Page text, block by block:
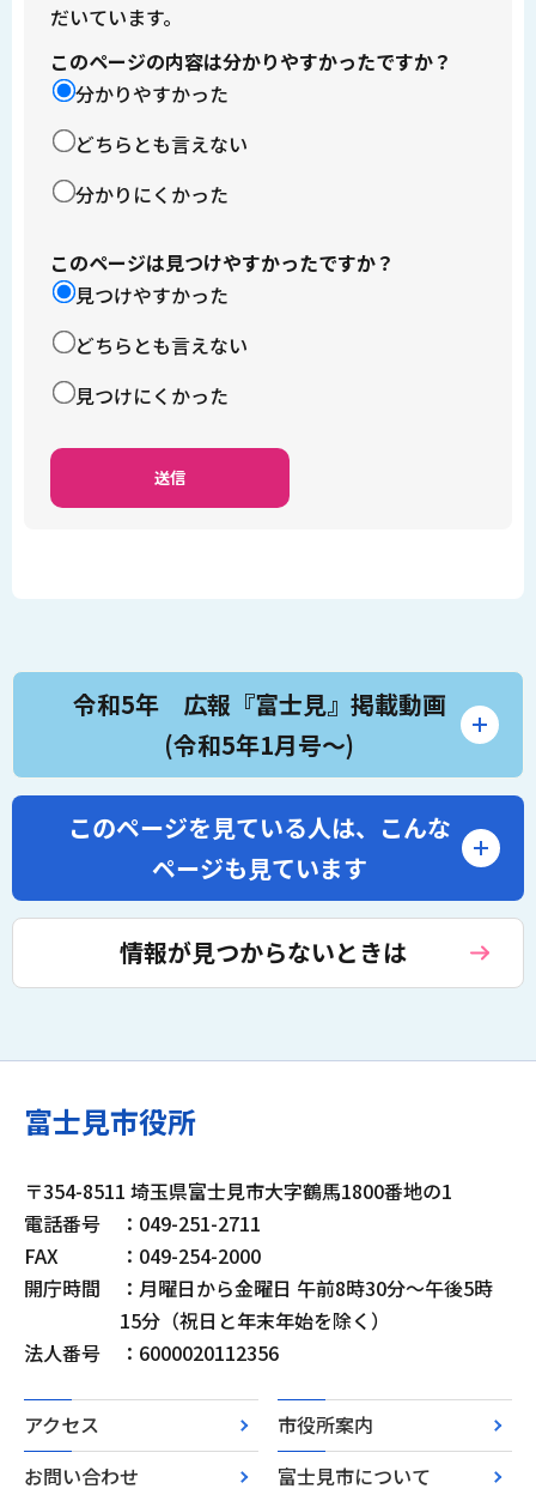
だいています。
このページの内容は分かりやすかったですか？
分かりやすかった
どちらとも言えない
分かりにくかった
このページは見つけやすかったですか？
見つけやすかった
どちらとも言えない
見つけにくかった
令和5年 広報『富士見』掲載動画
(令和5年1月号～)
このページを見ている人は、 こんな
ページも見ています
情報が見つからないときは
富士見市役所
〒354-8511 埼玉県富士見市大字鶴馬1800番地の1
電話番号
：049-251-2711
FAX
：049-254-2000
開庁時間
：月曜日から金曜日 午前8時30分～午後5時
15分（祝日と年末年始を除く）
法人番号
：6000020112356
アクセス
市役所案内
お問い合わせ
富士見市について